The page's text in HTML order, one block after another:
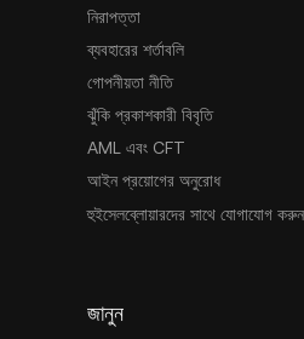
নিরাপত্তা
ব্যবহারের শর্তাবলি
গোপনীয়তা নীতি
ঝুঁকি প্রকাশকারী বিবৃতি
AML এবং CFT
আইন প্রয়োগের অনুরোধ
হুইসেলব্লোয়ারদের সাথে যোগাযোগ করুন
জানুন